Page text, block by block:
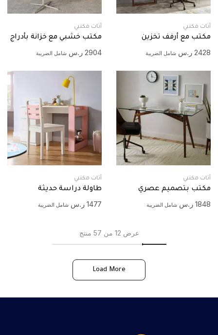
أثاث مكتبي
مكتب مع أرفف تخزين
2428 ر.س شامل الضريبة
أثاث مكتبي
مكتب خشبي مع خزانة بأدراج
2904 ر.س شامل الضريبة
أثاث مكتبي
مكتب بتصميم عصري
1848 ر.س شامل الضريبة
أثاث مكتبي
طاولة دراسة حديثة
1477 ر.س شامل الضريبة
عرض 12 من 57 منتج
Load More